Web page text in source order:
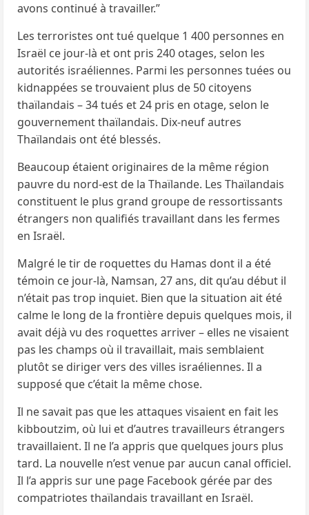
avons continué à travailler.”
Les terroristes ont tué quelque 1 400 personnes en
Israël ce jour-là et ont pris 240 otages, selon les
autorités israéliennes. Parmi les personnes tuées ou
kidnappées se trouvaient plus de 50 citoyens
thaïlandais – 34 tués et 24 pris en otage, selon le
gouvernement thaïlandais. Dix-neuf autres
Thaïlandais ont été blessés.
Beaucoup étaient originaires de la même région
pauvre du nord-est de la Thaïlande. Les Thaïlandais
constituent le plus grand groupe de ressortissants
étrangers non qualifiés travaillant dans les fermes
en Israël.
Malgré le tir de roquettes du Hamas dont il a été
témoin ce jour-là, Namsan, 27 ans, dit qu’au début il
n’était pas trop inquiet. Bien que la situation ait été
calme le long de la frontière depuis quelques mois, il
avait déjà vu des roquettes arriver – elles ne visaient
pas les champs où il travaillait, mais semblaient
plutôt se diriger vers des villes israéliennes. Il a
supposé que c’était la même chose.
Il ne savait pas que les attaques visaient en fait les
kibboutzim, où lui et d’autres travailleurs étrangers
travaillaient. Il ne l’a appris que quelques jours plus
tard. La nouvelle n’est venue par aucun canal officiel.
Il l’a appris sur une page Facebook gérée par des
compatriotes thaïlandais travaillant en Israël.